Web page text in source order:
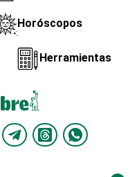
Horóscopos
Herramientas